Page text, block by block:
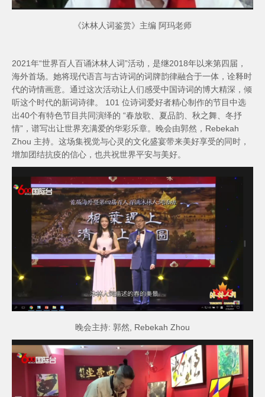
《沐林人词鉴赏》主编 阿玛老师
2021年“世界百⼈百诵沐林⼈词”活动，是继2018年以来第四届，
海外⾸场。她将现代语⾔与古诗词的词牌韵律融合于⼀体，诠释时
代的诗情画意。通过这次活动让人们感受中国诗词的博⼤精深，倾
听这个时代的新词诗律。 101 位诗词爱好者精心制作的节目中选
出40个有特色节目共同演绎的 “春放歌、夏品韵、秋之舞、冬抒
情”，谱写出让世界充满爱的华彩乐章。晚会由郭然，Rebekah
Zhou 主持。这场集视觉与心灵的⽂化盛宴带来美好享受的同时，
增加团结抗疫的信心，也共祝世界平安与美好。
晚会主持: 郭然, Rebekah Zhou